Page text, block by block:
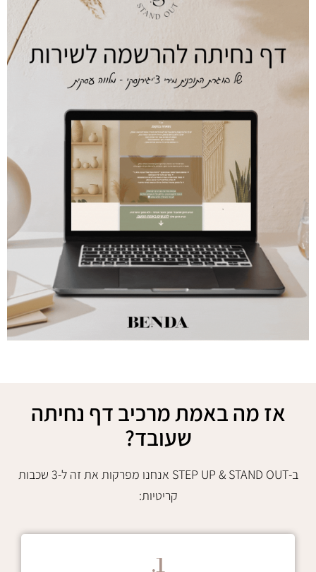
אז מה באמת מרכיב דף נחיתה
שעובד?
ב-STEP UP & STAND OUT אנחנו מפרקות את זה ל-3 שכבות
קריטיות:
1.